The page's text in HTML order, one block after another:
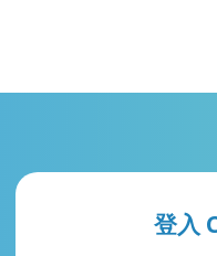
登入